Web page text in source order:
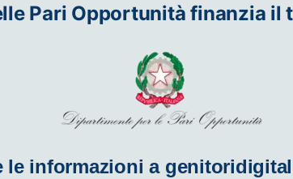
Pari Opportunità finanzia il
le informazioni a